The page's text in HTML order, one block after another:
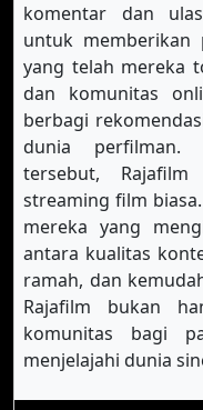
komentar dan
untuk memberikan
yang telah mereka
dan komunitas
berbagi
dunia perfilman.
tersebut,
streaming film
mereka yang
antara kualitas
ramah, dan
Rajafilm bukan
komunitas bagi
menjelajahi dunia